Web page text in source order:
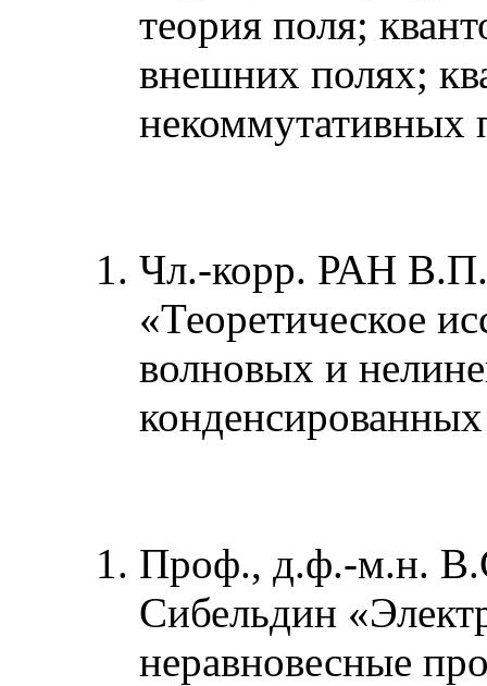
теория поля;
внешних полях;
некоммутативных
Чл.-корр. РАН
«Теоретическое
волновых и
Проф., д.ф.-м.н.
Сибельдин
неравновесные